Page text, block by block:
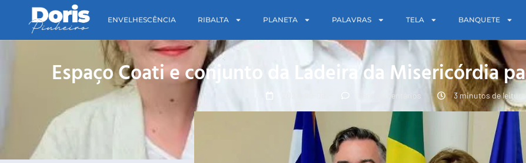
ENVELHESCÊNCIA RIBALTA PLANETA PALAVRAS TELA BANQUETE
Espaço Coati e conjunto da Ladeira da Misericórdia
Sem comentários 3 minutos de leitura